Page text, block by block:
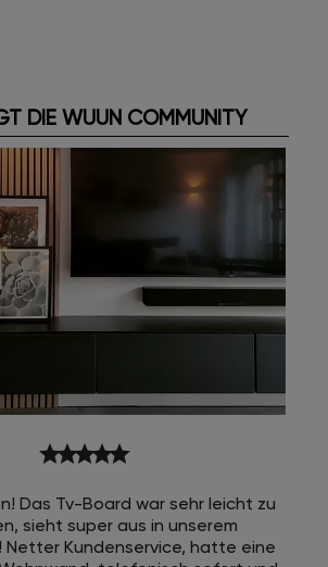
DIE WUUN COMMUNITY
starstarstarstarstar
Das Tv-Board war sehr leicht zu
sieht super aus in unserem
Netter Kundenservice, hatte eine